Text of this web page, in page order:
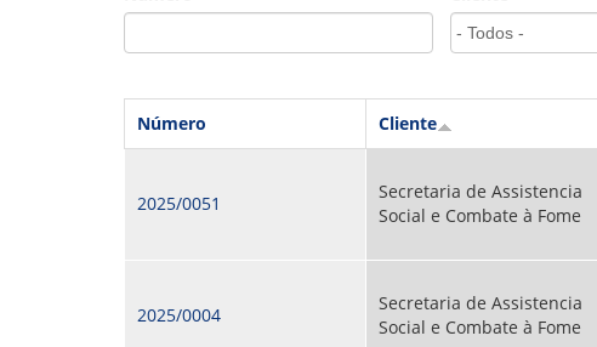
GOVERNANÇA
Número Cliente
2025/0051
Secretaria de Assistencia
Social e Combate à Fome
2025/0004
Secretaria de Assistencia
Social e Combate à Fome